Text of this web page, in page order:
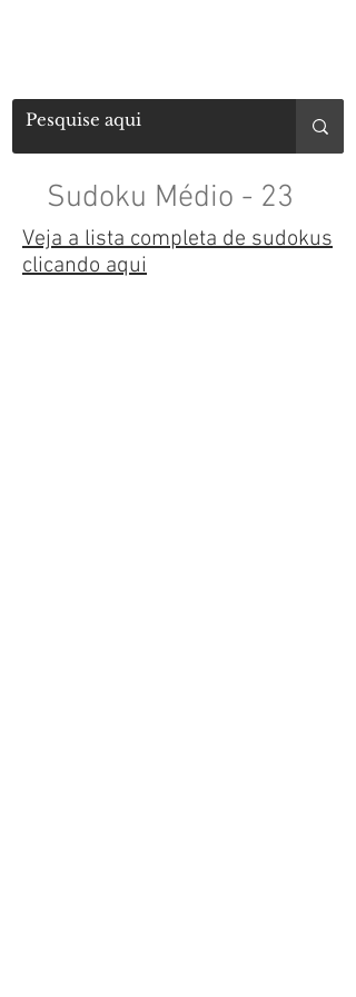
Sudoku Médio - 23
Veja a lista completa de sudokus
clicando aqui